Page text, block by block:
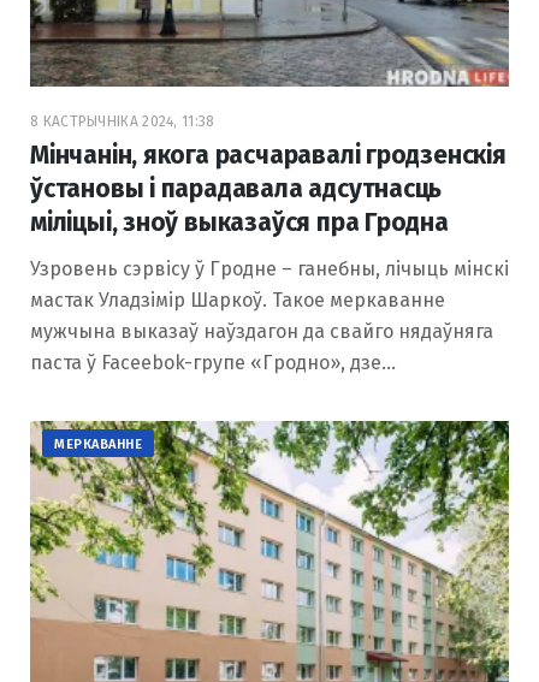
8 КАСТРЫЧНІКА 2024, 11:38
Мінчанін, якога расчаравалі гродзенскія
ўстановы і парадавала адсутнасць
міліцыі, зноў выказаўся пра Гродна
Узровень сэрвісу ў Гродне – ганебны, лічыць мінскі
мастак Уладзімір Шаркоў. Такое меркаванне
мужчына выказаў наўздагон да свайго нядаўняга
паста ў Faceebok-групе «Гродно», дзе…
МЕРКАВАННЕ